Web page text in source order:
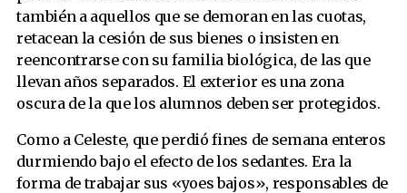
también a aquellos que se demoran en las cuotas,
retacean la cesión de sus bienes o insisten en
reencontrarse con su familia biológica, de las que
llevan años separados. El exterior es una zona
oscura de la que los alumnos deben ser protegidos.
Como a Celeste, que perdió fines de semana enteros
durmiendo bajo el efecto de los sedantes. Era la
forma de trabajar sus «yoes bajos», responsables de